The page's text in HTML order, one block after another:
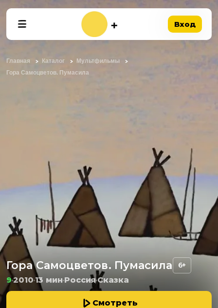
Вход
Главная Каталог
Мультфильмы
Гора Самоцветов. Пумасила
Гора Самоцветов. Пумасила 6+
9201013 мин РоссияСказка
Смотреть